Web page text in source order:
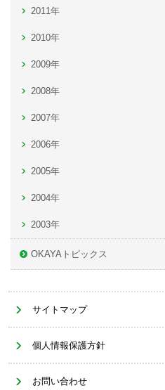
2011年
2010年
2009年
2008年
2007年
2006年
2005年
2004年
2003年
OKAYAトピックス
サイトマップ
個人情報保護方針
お問い合わせ